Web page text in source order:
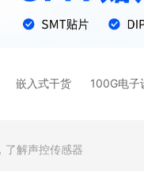
嵌入式干货 100G电子
了解声控传感器